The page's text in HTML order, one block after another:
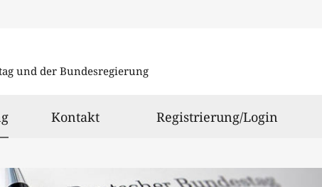
und der Bundesregierung
ausgewählt
Kontakt Registrierung/Login